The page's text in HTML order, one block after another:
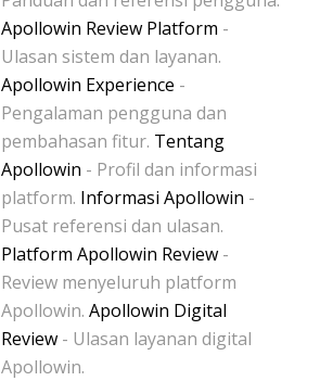
Apollowin Review Platform -
Ulasan sistem dan layanan.
Apollowin Experience -
Pengalaman pengguna dan
pembahasan fitur. Tentang
Apollowin - Profil dan informasi
platform. Informasi Apollowin -
Pusat referensi dan ulasan.
Platform Apollowin Review -
Review menyeluruh platform
Apollowin. Apollowin Digital
Review - Ulasan layanan digital
Apollowin.